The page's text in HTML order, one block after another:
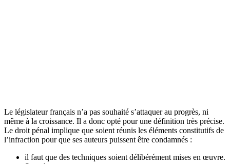
Le législateur français n’a pas souhaité s’attaquer au progrès, ni
même à la croissance. Il a donc opté pour une définition très précise.
Le droit pénal implique que soient réunis les éléments constitutifs de
l’infraction pour que ses auteurs puissent être condamnés :
il faut que des techniques soient délibérément mises en œuvre.